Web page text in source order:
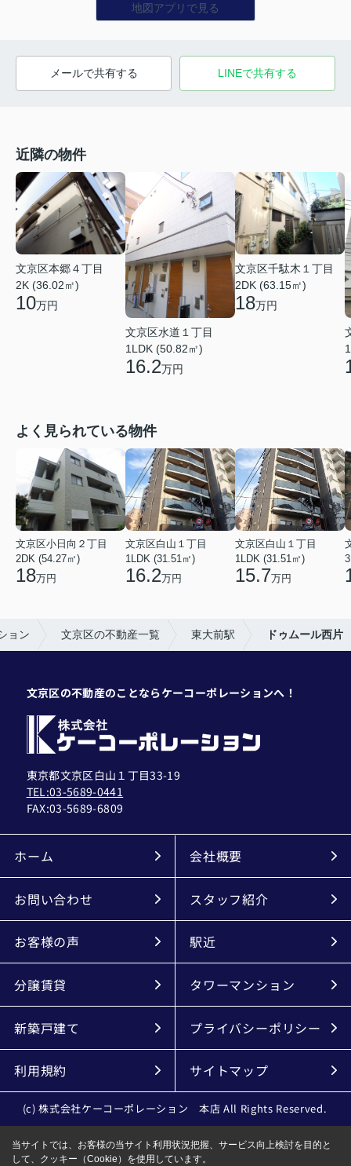
地図アプリで見る
メールで共有する LINEで共有する
近隣の物件
文京区本郷４丁目
2K (36.02㎡)
10万円
文京区水道１丁目
1LDK (50.82㎡)
16.2万円
文京区千駄木１丁目
2DK (63.15㎡)
18万円
よく見られている物件
文京区小日向２丁目
2DK (54.27㎡)
18万円
文京区白山１丁目
1LDK (31.51㎡)
16.2万円
文京区白山１丁目
1LDK (31.51㎡)
15.7万円
ョン 文京区の不動産一覧 東大前駅 ドゥムール西片
文京区の不動産のことならケーコーポレーションへ！
東京都文京区白山１丁目33-19
TEL:03-5689-0441
FAX:03-5689-6809
ホーム 会社概要
お問い合わせ スタッフ紹介
お客様の声 駅近
分譲賃貸 タワーマンション
新築戸建て プライバシーポリシー
利用規約 サイトマップ
(c) 株式会社ケーコーポレーション 本店 All Rights Reserved.
当サイトでは、お客様の当サイト利用状況把握、サービス向上検討を目的と
して、クッキー（Cookie）を使用しています。